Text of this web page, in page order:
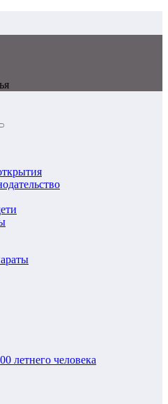
летнего человека